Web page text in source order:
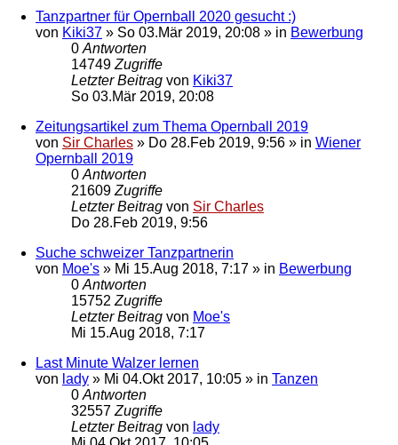
Tanzpartner für Opernball 2020 gesucht :)
von Kiki37 » So 03.Mär 2019, 20:08 » in Bewerbung
0 Antworten
14749 Zugriffe
Letzter Beitrag von Kiki37
So 03.Mär 2019, 20:08
Zeitungsartikel zum Thema Opernball 2019
von Sir Charles » Do 28.Feb 2019, 9:56 » in Wiener
Opernball 2019
0 Antworten
21609 Zugriffe
Letzter Beitrag von Sir Charles
Do 28.Feb 2019, 9:56
Suche schweizer Tanzpartnerin
von Moe's » Mi 15.Aug 2018, 7:17 » in Bewerbung
0 Antworten
15752 Zugriffe
Letzter Beitrag von Moe's
Mi 15.Aug 2018, 7:17
Last Minute Walzer lernen
von lady » Mi 04.Okt 2017, 10:05 » in Tanzen
0 Antworten
32557 Zugriffe
Letzter Beitrag von lady